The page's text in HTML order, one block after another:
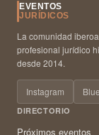
EVENTOS
JURÍDICOS
La comunidad
profesional jurídico
desde 2014.
Instagram
DIRECTORIO
Próximos eventos